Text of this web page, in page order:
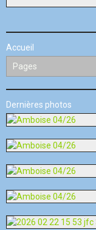
Accueil
Dernières photos